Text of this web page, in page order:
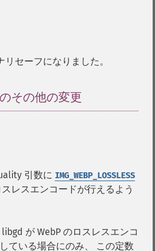
セーフになりました。
その他の変更
引数に IMG_WEBP_LOSSLESS
レスエンコードが行えるよう
が WebP のロスレスエンコ
ている場合にのみ、 この定数